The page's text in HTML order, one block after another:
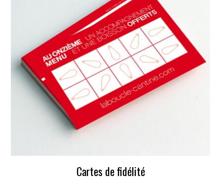
Cartes de fidélité